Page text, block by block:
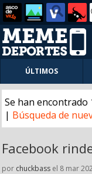
ÚLTIMOS
Se han encontrado
| Búsqueda de
Facebook
por chuckbass el 8 mar